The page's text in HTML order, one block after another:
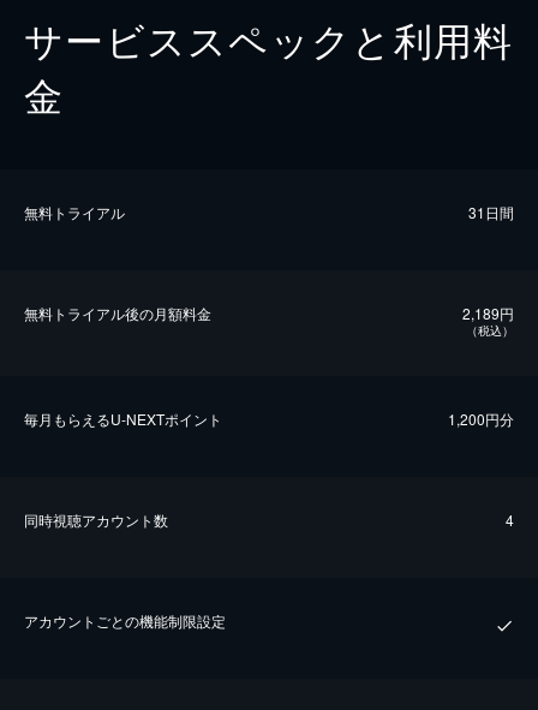
サービススペックと利用料
金
無料トライアル 31日間
無料トライアル後の⽉額料金 2,189円
（税込）
毎⽉もらえるU-NEXTポイント 1,200円分
同時視聴アカウント数 4
アカウントごとの機能制限設定